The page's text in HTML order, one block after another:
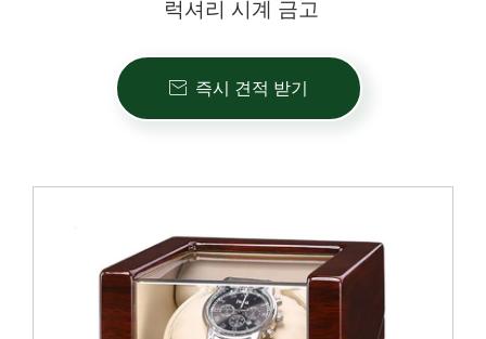
럭셔리 시계 금고
 즉시 견적 받기